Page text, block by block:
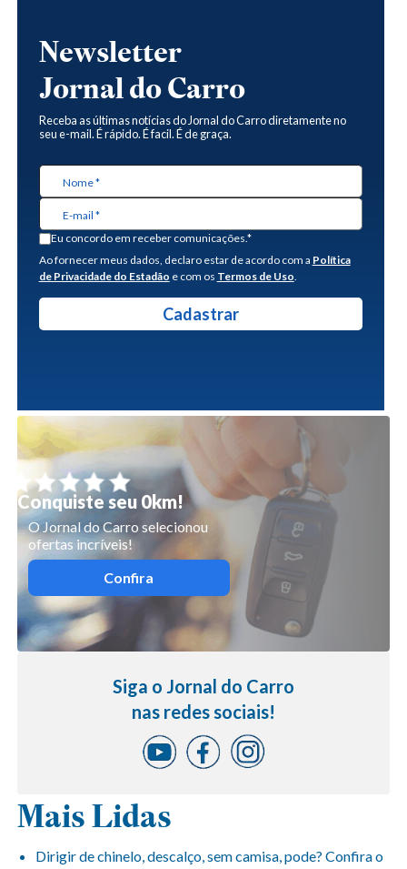
Newsletter
Jornal do Carro
Receba as últimas notícias do Jornal do Carro diretamente no
seu e-mail. É rápido. É facil. É de graça.
Eu concordo em receber comunicações.*
Ao fornecer meus dados, declaro estar de acordo com a Política
de Privacidade do Estadão e com os Termos de Uso.
Conquiste seu 0km!
O Jornal do Carro selecionou
ofertas incríveis!
Confira
Siga o Jornal do Carro
nas redes sociais!
Mais Lidas
Dirigir de chinelo, descalço, sem camisa, pode? Confira o